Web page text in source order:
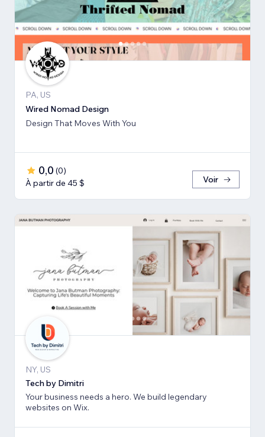
PA, US
Wired Nomad Design
Design That Moves With You
0,0 (0)
À partir de 45 $
Voir
NY, US
Tech by Dimitri
Your business needs a hero. We build legendary
websites on Wix.